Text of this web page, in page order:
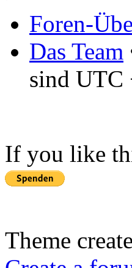
Foren-
Das Team
sind UTC
If you like
Theme